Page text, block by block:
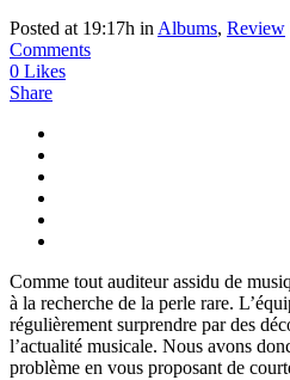
Posted at 19:17h in Albums, Review
Comments
0 Likes
Share
Comme tout auditeur assidu de
à la recherche de la perle rare.
régulièrement surprendre par des
l’actualité musicale. Nous avons
problème en vous proposant de